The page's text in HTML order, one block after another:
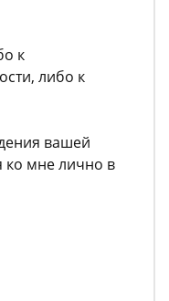
к
либо к
вашей
ко мне лично в